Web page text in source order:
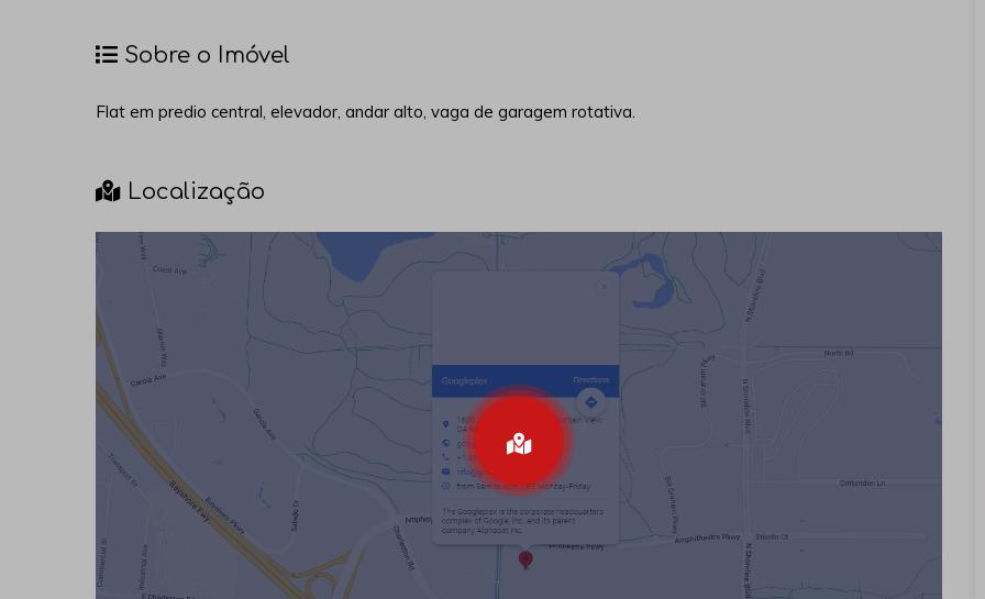
Sobre o Imóvel
Flat em predio central, elevador, andar alto, vaga de garagem rotativa.
Localização